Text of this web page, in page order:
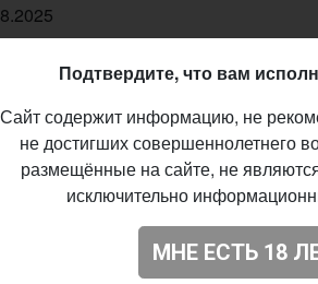
Подтвердите, что вам
Сайт содержит информацию, не
не достигших совершеннолетнего
размещённые на сайте, не
исключительно
МНЕ ЕСТЬ 18